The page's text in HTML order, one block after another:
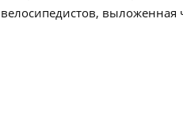
велосипедистов,